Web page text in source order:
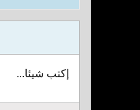
إكتب شيئا...